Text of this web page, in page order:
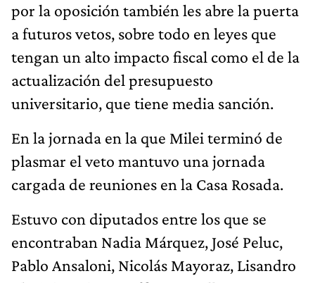
por la oposición también les abre la puerta
a futuros vetos, sobre todo en leyes que
tengan un alto impacto fiscal como el de la
actualización del presupuesto
universitario, que tiene media sanción.
En la jornada en la que Milei terminó de
plasmar el veto mantuvo una jornada
cargada de reuniones en la Casa Rosada.
Estuvo con diputados entre los que se
encontraban Nadia Márquez, José Peluc,
Pablo Ansaloni, Nicolás Mayoraz, Lisandro